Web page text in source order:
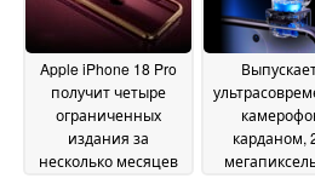
Apple iPhone 18 Pro
получит четыре
ограниченных
издания за
несколько месяцев
карданом,